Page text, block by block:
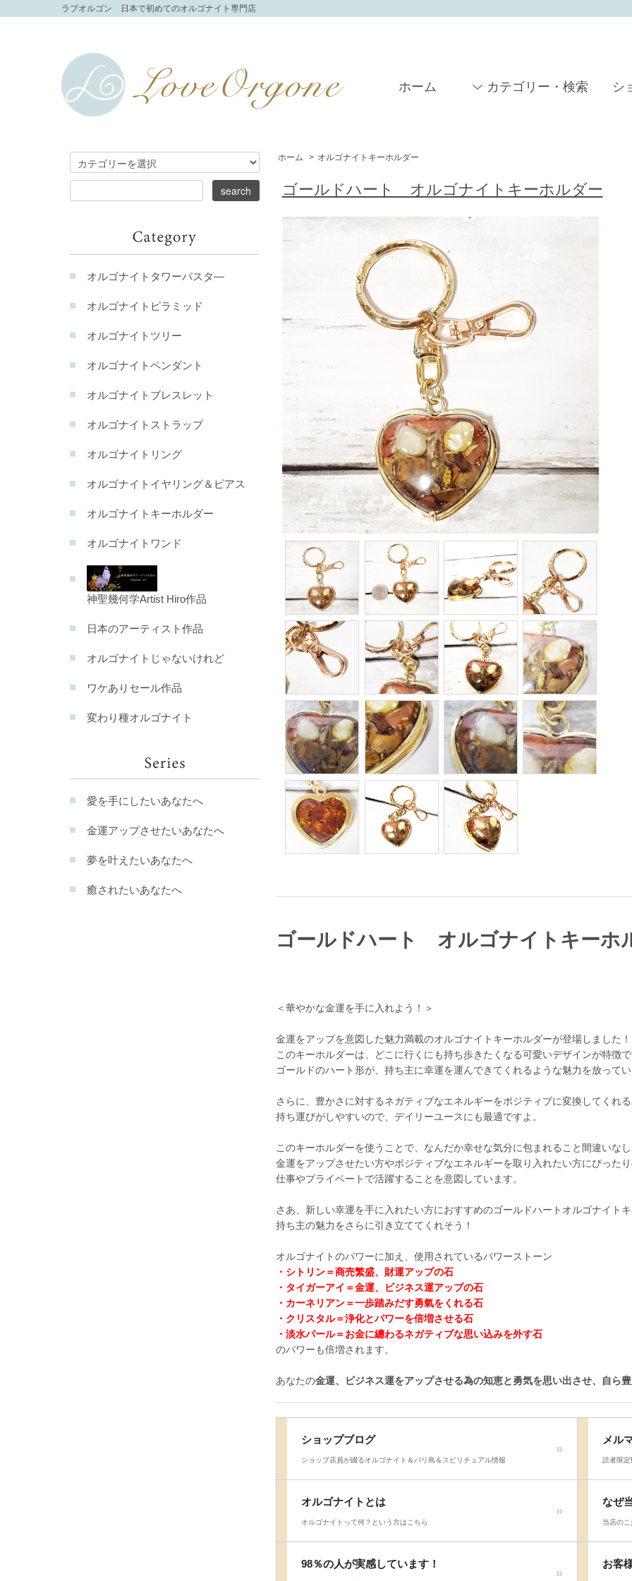
ラブオルゴン 日本で初めてのオルゴナイト専門店
ホーム カテゴリー・検索 シ
ホーム > オルゴナイトキーホルダー
ゴールドハート オルゴナイトキーホルダー
ゴールドハート オルゴナイトキーホ
＜華やかな金運を手に入れよう！＞
金運をアップを意図した魅力満載のオルゴナイトキーホルダーが登場しました！
このキーホルダーは、どこに行くにも持ち歩きたくなる可愛いデザインが特徴
ゴールドのハート形が、持ち主に幸運を運んできてくれるような魅力を放って
さらに、豊かさに対するネガティブなエネルギーをポジティブに変換してくれ
持ち運びがしやすいので、デイリーユースにも最適ですよ。
このキーホルダーを使うことで、なんだか幸せな気分に包まれること間違いな
金運をアップさせたい方やポジティブなエネルギーを取り入れたい方にぴった
仕事やプライベートで活躍することを意図しています。
さあ、新しい幸運を手に入れたい方におすすめのゴールドハートオルゴナイト
持ち主の魅力をさらに引き立ててくれそう！
オルゴナイトのパワーに加え、使用されているパワーストーン
・シトリン＝商売繁盛、財運アップの石
・タイガーアイ＝金運、ビジネス運アップの石
・カーネリアン＝一歩踏みだす勇氣をくれる石
・クリスタル＝浄化とパワーを倍増させる石
・淡水パール＝お金に纏わるネガティブな思い込みを外す石
のパワーも倍増されます。
あなたの金運、ビジネス運をアップさせる為の知恵と勇気を思い出させ、自ら
ショップブログ
ショップ店員が綴るオルゴナイト＆バリ島＆スピリチュアル情報
メル
読者限
オルゴナイトとは
オルゴナイトって何？という方はこちら
なぜ
当店の
98％の人が実感しています！ お客
オルゴナイトタワーバスタ―
オルゴナイトピラミッド
オルゴナイトツリー
オルゴナイトペンダント
オルゴナイトブレスレット
オルゴナイトストラップ
オルゴナイトリング
オルゴナイトイヤリング＆ピアス
オルゴナイトキーホルダー
オルゴナイトワンド
神聖幾何学Artist Hiro作品
日本のアーティスト作品
オルゴナイトじゃないけれど
ワケありセール作品
変わり種オルゴナイト
愛を手にしたいあなたへ
金運アップさせたいあなたへ
夢を叶えたいあなたへ
癒されたいあなたへ